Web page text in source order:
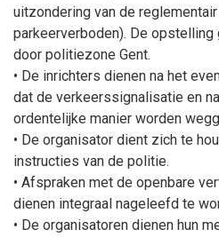
uitzondering van de
parkeerverboden). De
door politiezone Gent.
• De inrichters dienen na het
dat de verkeerssignalisatie en
ordentelijke manier worden
• De organisator dient zich te
instructies van de politie.
• Afspraken met de openbare
dienen integraal nageleefd te
• De organisatoren dienen hun